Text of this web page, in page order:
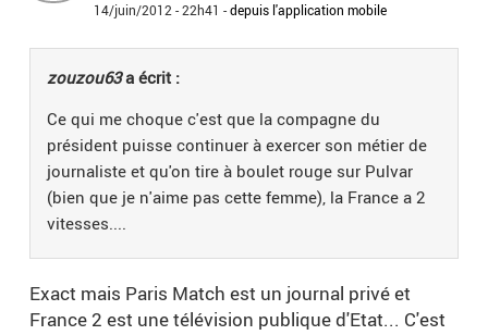
14/juin/2012 - 22h41 -depuis l'application mobile
zouzou63a écrit :
Ce qui me choque c'est que la compagne du
président puisse continuer à exercer son métier de
journaliste et qu'on tire à boulet rouge sur Pulvar
(bien que je n'aime pas cette femme), la France a 2
vitesses....
Exact mais Paris Match est un journal privé et
France 2 est une télévision publique d'Etat... C'est